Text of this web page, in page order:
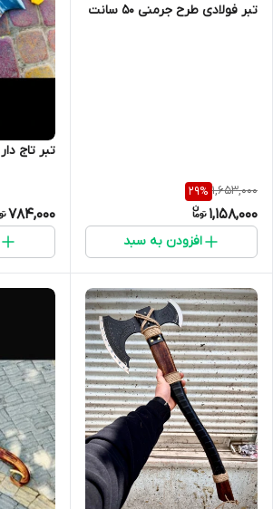
تبر فولادی طرح جرمنی ۵۰ سانت
1,653,000
29%
1,158,000
افزودن به سبد
تبر تاج دار
784,000